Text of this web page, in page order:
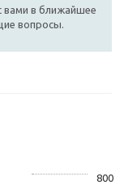
вами в ближайшее
вопросы.
800